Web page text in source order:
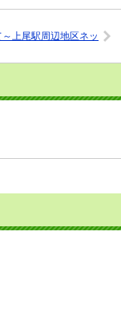
上尾駅周辺地区ネッ